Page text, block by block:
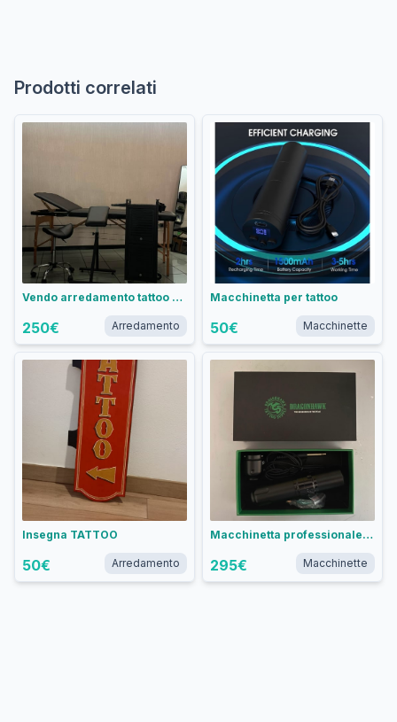
Prodotti correlati
Vendo arredamento tattoo studio
250€ Arredamento
Macchinetta per tattoo
50€ Macchinette
Insegna TATTOO
50€ Arredamento
Macchinetta professionale per tattoo Dragonhawk
295€ Macchinette